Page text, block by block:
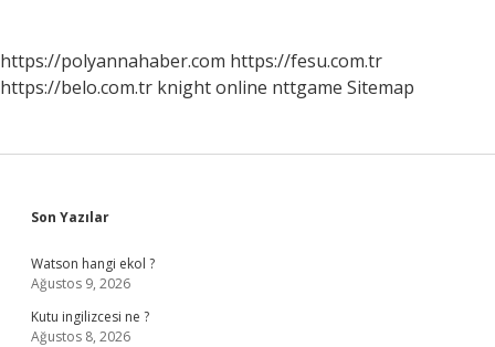
https://polyannahaber.com https://fesu.com.tr
https://belo.com.tr knight online nttgame Sitemap
Sidebar
Son Yazılar
Watson hangi ekol ?
Ağustos 9, 2026
Kutu ingilizcesi ne ?
Ağustos 8, 2026